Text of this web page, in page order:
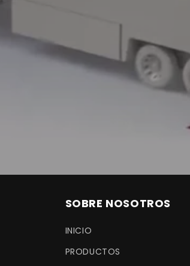
SOBRE NOSOTROS
INICIO
PRODUCTOS